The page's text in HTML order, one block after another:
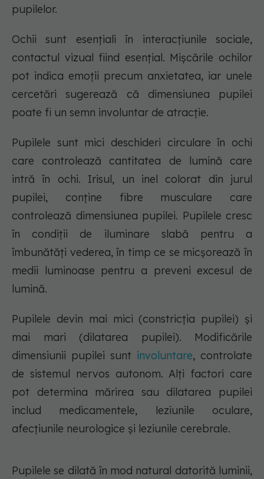
pupilelor.
Ochii sunt esențiali în interacțiunile sociale,
contactul vizual fiind esențial. Mișcările ochilor
pot indica emoții precum anxietatea, iar unele
cercetări sugerează că dimensiunea pupilei
poate fi un semn involuntar de atracție.
Pupilele sunt mici deschideri circulare în ochi
care controlează cantitatea de lumină care
intră în ochi. Irisul, un inel colorat din jurul
pupilei, conține fibre musculare care
controlează dimensiunea pupilei. Pupilele cresc
în condiții de iluminare slabă pentru a
îmbunătăți vederea, în timp ce se micșorează în
medii luminoase pentru a preveni excesul de
lumină.
Pupilele devin mai mici (constricția pupilei) și
mai mari (dilatarea pupilei). Modificările
dimensiunii pupilei sunt involuntare, controlate
de sistemul nervos autonom. Alți factori care
pot determina mărirea sau dilatarea pupilei
includ medicamentele, leziunile oculare,
afecțiunile neurologice și leziunile cerebrale.
Pupilele se dilată în mod natural datorită luminii,